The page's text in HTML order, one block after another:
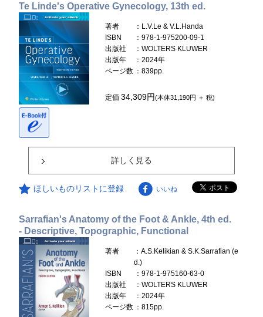
Te Linde's Operative Gynecology, 13th ed.
著者
：L.V.Le & V.L.Handa
ISBN
：978-1-975200-09-1
出版社
：WOLTERS KLUWER
出版年
：2024年
ページ数 ：839pp.
定価34,309円(本体31,190円 ＋ 税)
詳しく見る
ほしいものリストに登録 いいね
Sarrafian's Anatomy of the Foot & Ankle, 4th ed.
- Descriptive, Topographic, Functional
著者
：A.S.Kelikian & S.K.Sarrafian (e
d.)
ISBN
：978-1-975160-63-0
出版社
：WOLTERS KLUWER
出版年
：2024年
ページ数 ：815pp.